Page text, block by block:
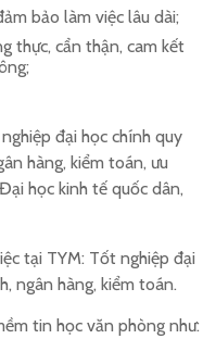
bảo làm việc lâu dài;
thực, cẩn thận, cam kết
đại học chính quy
hàng, kiểm toán, ưu
học kinh tế quốc dân,
tại TYM: Tốt nghiệp đại
ngân hàng, kiểm toán.
tin học văn phòng như: